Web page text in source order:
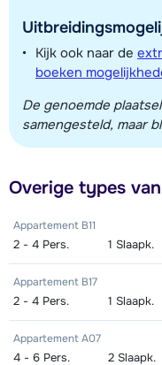
Kijk ook naar de
boeken
De genoemde
samengesteld, maar
Overige types
Appartement B11
2 - 4 Pers. 1 Slaapk.
Appartement B17
2 - 4 Pers. 1 Slaapk.
Appartement A07
4 - 6 Pers. 2 Slaapk.